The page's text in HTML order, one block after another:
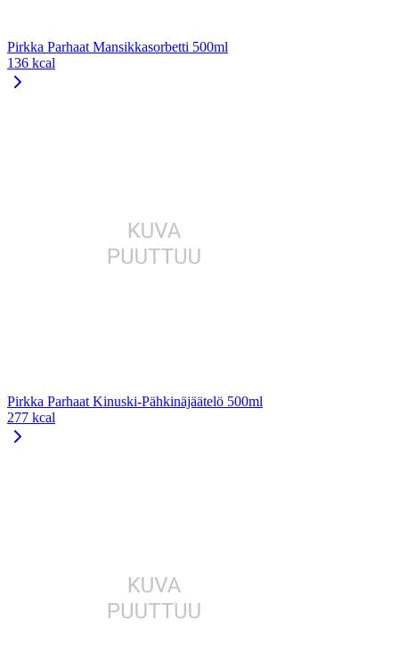
Pirkka Parhaat Mansikkasorbetti 500ml
136 kcal
Pirkka Parhaat Kinuski-Pähkinäjäätelö 500ml
277 kcal